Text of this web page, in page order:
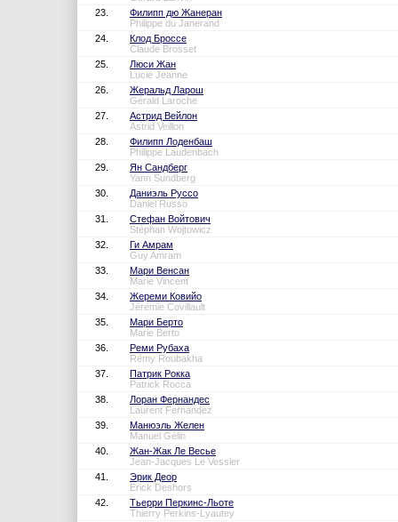
23.
Филипп дю Жанеран
Philippe du Janerand
24.
Клод Броссе
Claude Brosset
25.
Люси Жан
Lucie Jeanne
26.
Жеральд Ларош
Gérald Laroche
27.
Астрид Вейлон
Astrid Veillon
28.
Филипп Лоденбаш
Philippe Laudenbach
29.
Ян Сандберг
Yann Sundberg
30.
Даниэль Руссо
Daniel Russo
31.
Стефан Войтович
Stéphan Wojtowicz
32.
Ги Амрам
Guy Amram
33.
Мари Венсан
Marie Vincent
34.
Жереми Ковийо
Jérémie Covillault
35.
Мари Берто
Marie Berto
36.
Реми Рубаха
Rémy Roubakha
37.
Патрик Рокка
Patrick Rocca
38.
Лоран Фернандес
Laurent Fernandez
39.
Манюэль Желен
Manuel Gélin
40.
Жан-Жак Ле Весье
Jean-Jacques Le Vessier
41.
Эрик Деор
Erick Deshors
42.
Тьерри Перкинс-Льоте
Thierry Perkins-Lyautey